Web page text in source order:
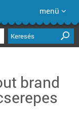
menü
Keresés
brand